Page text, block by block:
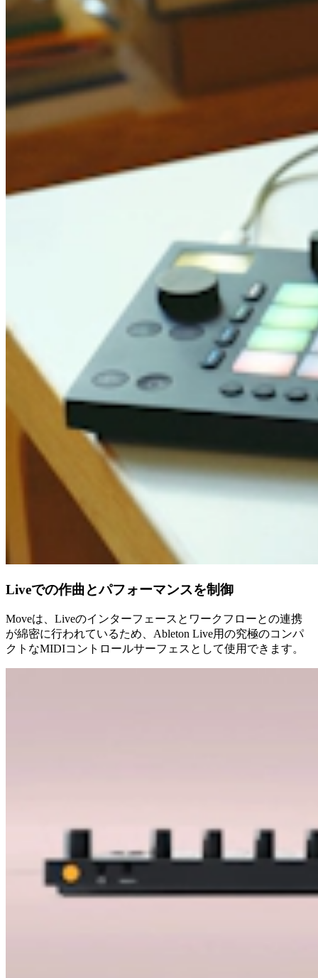
Liveでの作曲とパフォーマンスを制御
Moveは、Liveのインターフェースとワークフローとの連携
が綿密に行われているため、Ableton Live用の究極のコンパ
クトなMIDIコントロールサーフェスとして使用できます。